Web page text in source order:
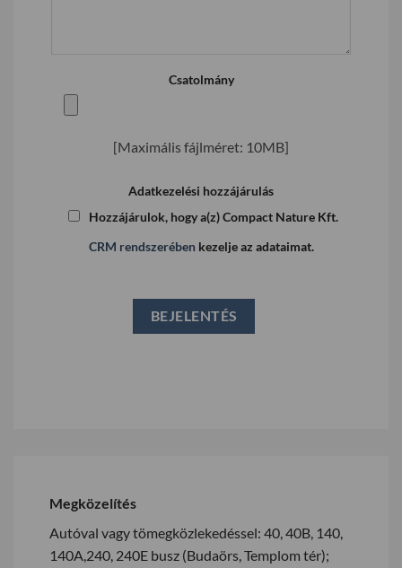
Csatolmány
[Maximális fájlméret: 10MB]
Adatkezelési hozzájárulás
Hozzájárulok, hogy a(z) Compact Nature Kft.
CRM rendszerében kezelje az adataimat.
Megközelítés
Autóval vagy tömegközlekedéssel: 40, 40B, 140,
140A,240, 240E busz (Budaörs, Templom tér);